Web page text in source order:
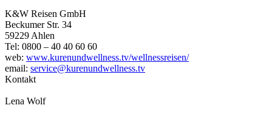
K&W Reisen GmbH
Beckumer Str. 34
59229 Ahlen
Tel: 0800 – 40 40 60 60
web: www.kurenundwellness.tv/wellnessreisen/
email: service@kurenundwellness.tv
Kontakt
Lena Wolf